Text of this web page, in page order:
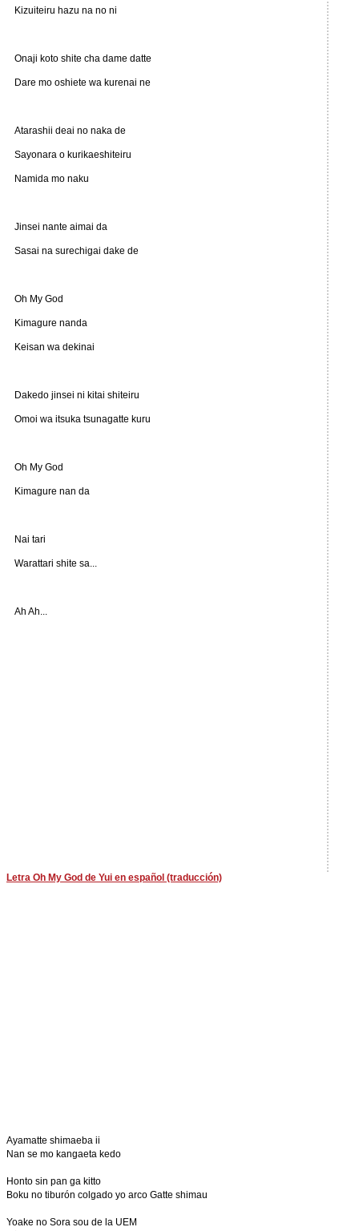
Kizuiteiru hazu na no ni
Onaji koto shite cha dame datte
Dare mo oshiete wa kurenai ne
Atarashii deai no naka de
Sayonara o kurikaeshiteiru
Namida mo naku
Jinsei nante aimai da
Sasai na surechigai dake de
Oh My God
Kimagure nanda
Keisan wa dekinai
Dakedo jinsei ni kitai shiteiru
Omoi wa itsuka tsunagatte kuru
Oh My God
Kimagure nan da
Nai tari
Warattari shite sa...
Ah Ah...
Letra Oh My God de Yui en español (traducción)
Ayamatte shimaeba ii
Nan se mo kangaeta kedo
Honto sin pan ga kitto
Boku no tiburón colgado yo arco Gatte shimau
Yoake no Sora sou de la UEM